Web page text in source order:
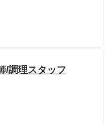
/調理スタッフ